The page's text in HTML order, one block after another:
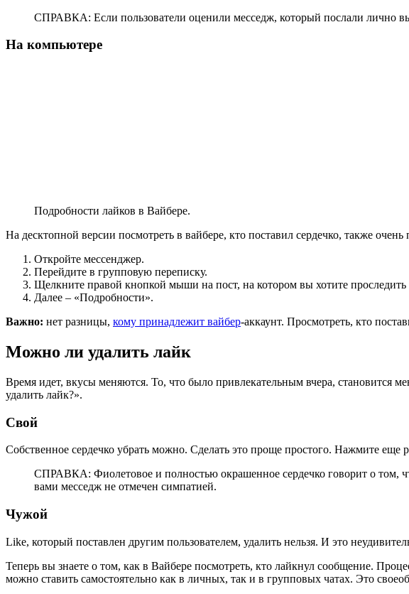
СПРАВКА: Если пользователи оценили месседж, который послали лично
На компьютере
Подробности лайков в Вайбере.
На десктопной версии посмотреть в вайбере, кто поставил сердечко, также очень
Откройте мессенджер.
Перейдите в групповую переписку.
Щелкните правой кнопкой мыши на пост, на котором вы хотите проследить
Далее – «Подробности».
Важно: нет разницы, кому принадлежит вайбер-аккаунт. Просмотреть, кто
Можно ли удалить лайк
Время идет, вкусы меняются. То, что было привлекательным вчера, становится
удалить лайк?».
Свой
Собственное сердечко убрать можно. Сделать это проще простого. Нажмите еще
СПРАВКА: Фиолетовое и полностью окрашенное сердечко говорит о том,
вами месседж не отмечен симпатией.
Чужой
Like, который поставлен другим пользователем, удалить нельзя. И это
Теперь вы знаете о том, как в Вайбере посмотреть, кто лайкнул сообщение.
можно ставить самостоятельно как в личных, так и в групповых чатах. Это